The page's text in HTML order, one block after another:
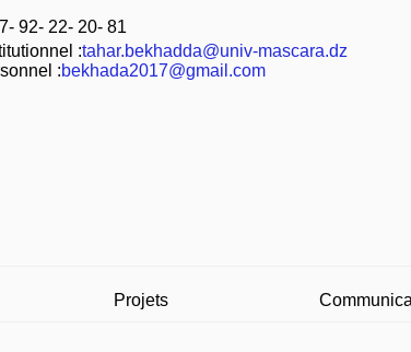
92- 22- 20- 81
:tahar.bekhadda@univ-mascara.dz
:bekhada2017@gmail.com
Projets